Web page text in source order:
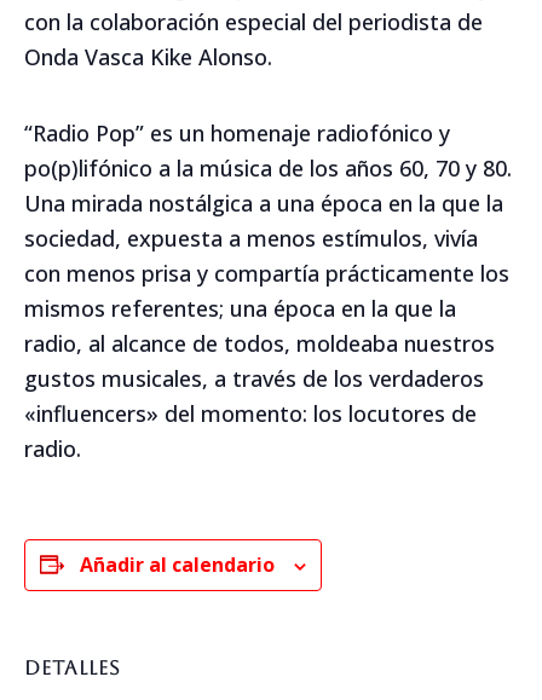
con la colaboración especial del periodista de
Onda Vasca Kike Alonso.
“Radio Pop” es un homenaje radiofónico y
po(p)lifónico a la música de los años 60, 70 y 80.
Una mirada nostálgica a una época en la que la
sociedad, expuesta a menos estímulos, vivía
con menos prisa y compartía prácticamente los
mismos referentes; una época en la que la
radio, al alcance de todos, moldeaba nuestros
gustos musicales, a través de los verdaderos
«influencers» del momento: los locutores de
radio.
Añadir al calendario
DETALLES